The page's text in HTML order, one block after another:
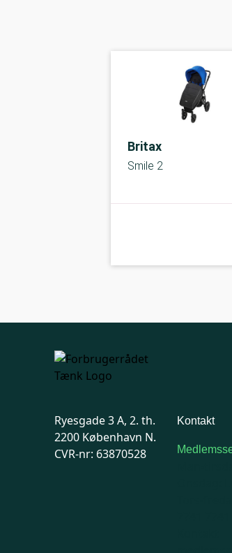
Britax
Smile 2
Ryesgade 3 A, 2. th.
2200 København N.
CVR-nr: 63870528
Kontakt